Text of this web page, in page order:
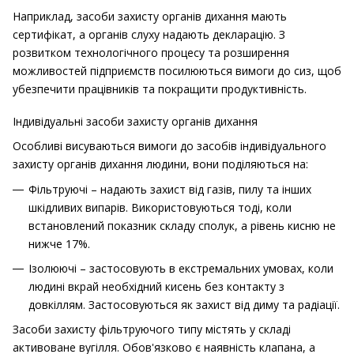
Наприклад, засоби захисту органів дихання мають
сертифікат, а органів слуху надають декларацію. З
розвитком технологічного процесу та розширення
можливостей підприємств посилюються вимоги до сиз, щоб
убезпечити працівників та покращити продуктивність.
Індивідуальні засоби захисту органів дихання
Особливі висуваються вимоги до засобів індивідуального
захисту органів дихання людини, вони поділяються на:
Фільтруючі – надають захист від газів, пилу та інших
шкідливих випарів. Використовуються тоді, коли
встановлений показник складу сполук, а рівень кисню не
нижче 17%.
Ізолюючі – застосовують в екстремальних умовах, коли
людині вкрай необхідний кисень без контакту з
довкіллям. Застосовуються як захист від диму та радіації.
Засоби захисту фільтруючого типу містять у складі
активоване вугілля. Обов'язково є наявність клапана, а